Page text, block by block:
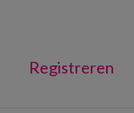
Registreren